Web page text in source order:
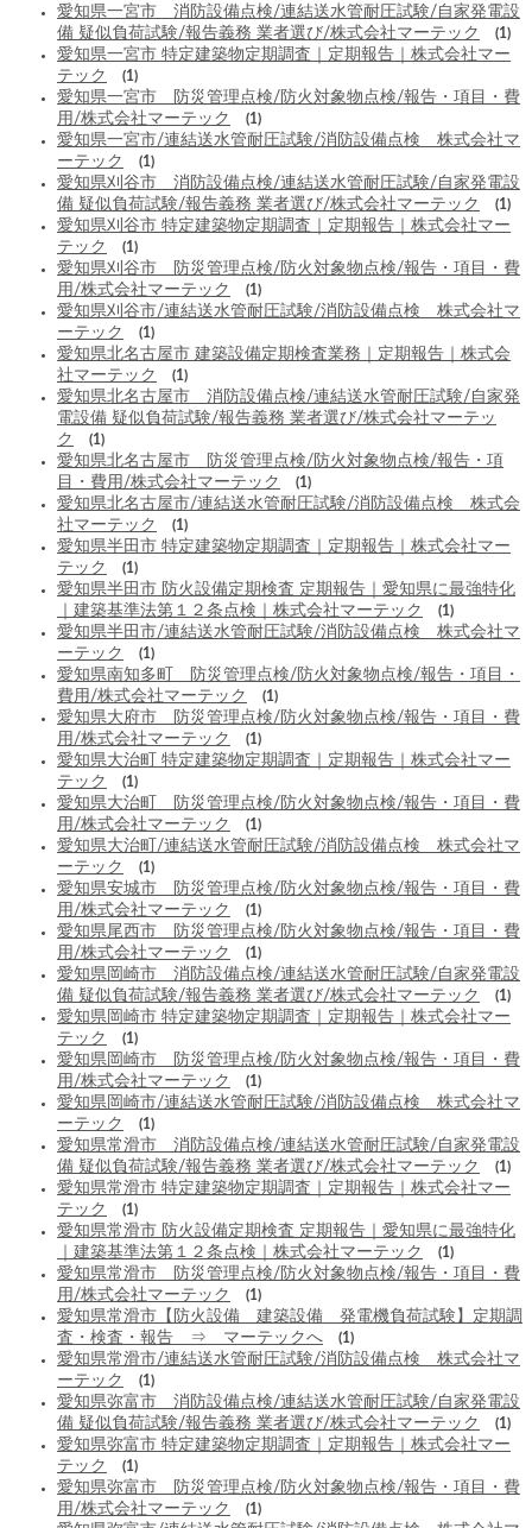
愛知県一宮市 消防設備点検/連結送水管耐圧試験/自家発電設
備 疑似負荷試験/報告義務 業者選び/株式会社マーテック
(1)
愛知県一宮市 特定建築物定期調査｜定期報告｜株式会社マー
テック
(1)
愛知県一宮市 防災管理点検/防火対象物点検/報告・項目・費
用/株式会社マーテック
(1)
愛知県一宮市/連結送水管耐圧試験/消防設備点検 株式会社マ
ーテック
(1)
愛知県刈谷市 消防設備点検/連結送水管耐圧試験/自家発電設
備 疑似負荷試験/報告義務 業者選び/株式会社マーテック
(1)
愛知県刈谷市 特定建築物定期調査｜定期報告｜株式会社マー
テック
(1)
愛知県刈谷市 防災管理点検/防火対象物点検/報告・項目・費
用/株式会社マーテック
(1)
愛知県刈谷市/連結送水管耐圧試験/消防設備点検 株式会社マ
ーテック
(1)
愛知県北名古屋市 建築設備定期検査業務｜定期報告｜株式会
社マーテック
(1)
愛知県北名古屋市 消防設備点検/連結送水管耐圧試験/自家発
電設備 疑似負荷試験/報告義務 業者選び/株式会社マーテッ
ク
(1)
愛知県北名古屋市 防災管理点検/防火対象物点検/報告・項
目・費用/株式会社マーテック
(1)
愛知県北名古屋市/連結送水管耐圧試験/消防設備点検 株式会
社マーテック
(1)
愛知県半田市 特定建築物定期調査｜定期報告｜株式会社マー
テック
(1)
愛知県半田市 防火設備定期検査 定期報告｜愛知県に最強特化
｜建築基準法第１２条点検｜株式会社マーテック
(1)
愛知県半田市/連結送水管耐圧試験/消防設備点検 株式会社マ
ーテック
(1)
愛知県南知多町 防災管理点検/防火対象物点検/報告・項目・
費用/株式会社マーテック
(1)
愛知県大府市 防災管理点検/防火対象物点検/報告・項目・費
用/株式会社マーテック
(1)
愛知県大治町 特定建築物定期調査｜定期報告｜株式会社マー
テック
(1)
愛知県大治町 防災管理点検/防火対象物点検/報告・項目・費
用/株式会社マーテック
(1)
愛知県大治町/連結送水管耐圧試験/消防設備点検 株式会社マ
ーテック
(1)
愛知県安城市 防災管理点検/防火対象物点検/報告・項目・費
用/株式会社マーテック
(1)
愛知県尾西市 防災管理点検/防火対象物点検/報告・項目・費
用/株式会社マーテック
(1)
愛知県岡崎市 消防設備点検/連結送水管耐圧試験/自家発電設
備 疑似負荷試験/報告義務 業者選び/株式会社マーテック
(1)
愛知県岡崎市 特定建築物定期調査｜定期報告｜株式会社マー
テック
(1)
愛知県岡崎市 防災管理点検/防火対象物点検/報告・項目・費
用/株式会社マーテック
(1)
愛知県岡崎市/連結送水管耐圧試験/消防設備点検 株式会社マ
ーテック
(1)
愛知県常滑市 消防設備点検/連結送水管耐圧試験/自家発電設
備 疑似負荷試験/報告義務 業者選び/株式会社マーテック
(1)
愛知県常滑市 特定建築物定期調査｜定期報告｜株式会社マー
テック
(1)
愛知県常滑市 防火設備定期検査 定期報告｜愛知県に最強特化
｜建築基準法第１２条点検｜株式会社マーテック
(1)
愛知県常滑市 防災管理点検/防火対象物点検/報告・項目・費
用/株式会社マーテック
(1)
愛知県常滑市【防火設備 建築設備 発電機負荷試験】定期調
査・検査・報告 ⇒ マーテックへ
(1)
愛知県常滑市/連結送水管耐圧試験/消防設備点検 株式会社マ
ーテック
(1)
愛知県弥富市 消防設備点検/連結送水管耐圧試験/自家発電設
備 疑似負荷試験/報告義務 業者選び/株式会社マーテック
(1)
愛知県弥富市 特定建築物定期調査｜定期報告｜株式会社マー
テック
(1)
愛知県弥富市 防災管理点検/防火対象物点検/報告・項目・費
用/株式会社マーテック
(1)